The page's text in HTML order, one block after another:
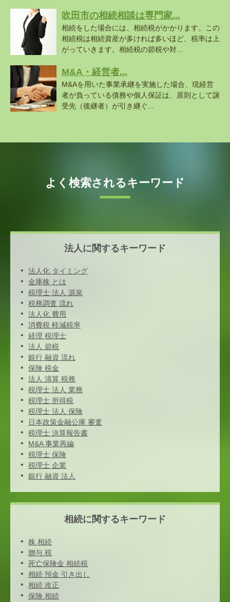
吹田市の相続相談は専門家...
相続をした場合には、相続税がかかります。この
相続税は相続資産が多ければ多いほど、税率は上
がっていきます。相続税の節税や対...
M&A・経営者...
M&Aを用いた事業承継を実施した場合、現経営
者が負っている債務や個人保証は、原則として譲
受先（後継者）が引き継ぐ...
よく検索されるキーワード
法人に関するキーワード
法人化 タイミング
金庫株 とは
税理士 法人 源泉
税務調査 流れ
法人化 費用
消費税 軽減税率
経理 税理士
法人 節税
銀行 融資 流れ
保険 税金
法人 清算 税務
税理士 法人 業務
税理士 所得税
税理士 法人 保険
日本政策金融公庫 審査
税理士 決算報告書
M&A 事業再編
税理士 保険
税理士 企業
銀行 融資 法人
相続に関するキーワード
株 相続
贈与 税
死亡保険金 相続税
相続 預金 引き出し
相続 改正
保険 相続